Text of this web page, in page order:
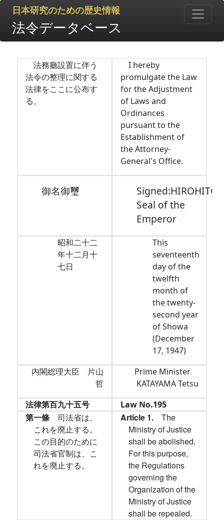
日本研究のための歴史情報
法令データベース
法務廳設置に伴う
法令の整理に関する
法律をここに公布す
る。
I hereby
promulgate the Law
for the Adjustment
of Laws and
Ordinances
pursuant to the
Establishment of
the Attorney-
General's Office.
御名御璽
Signed:HIROHITO,
Seal of the
Emperor
昭和二十二
年十二月十
七日
This
seventeenth
day of the
twelfth
month of
the twenty-
second year
of Showa
(December
17, 1947)
内閣総理大臣 片山
哲
Prime Minister
KATAYAMA Tetsu
法律第百九十五号
Law No.195
第一條 司法省は、
これを廃止する。
この目的のために
司法省官制は、こ
れを廃止する。
Article 1. The
Ministry of Justice
shall be abolished.
For this purpose,
the Regulations
governing the
Organization of the
Ministry of Justice
shall be repealed.